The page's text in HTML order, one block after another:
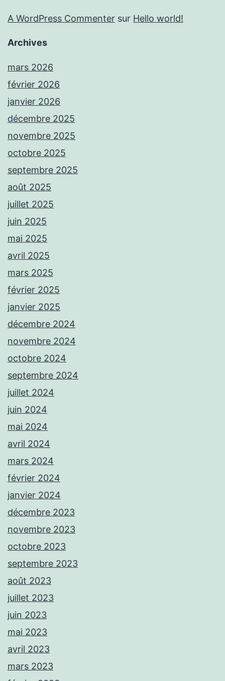
A WordPress Commenter sur Hello world!
Archives
mars 2026
février 2026
janvier 2026
décembre 2025
novembre 2025
octobre 2025
septembre 2025
août 2025
juillet 2025
juin 2025
mai 2025
avril 2025
mars 2025
février 2025
janvier 2025
décembre 2024
novembre 2024
octobre 2024
septembre 2024
juillet 2024
juin 2024
mai 2024
avril 2024
mars 2024
février 2024
janvier 2024
décembre 2023
novembre 2023
octobre 2023
septembre 2023
août 2023
juillet 2023
juin 2023
mai 2023
avril 2023
mars 2023